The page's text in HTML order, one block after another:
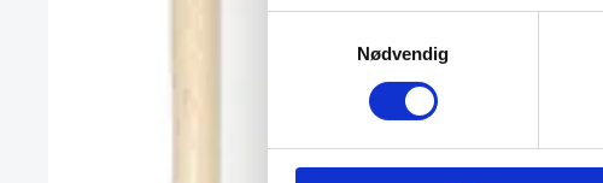
Nødvendig